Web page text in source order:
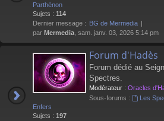
Parthénon
Sujets : 114
Dernier message : BG de Mermedia
par Mermedia , sam. janv. 03, 2026 5:14 pm
Forum d'Hadès
Forum dédié au
Spectres.
Modérateur : Oracles
Sous-forums :
Les
Enfers
Sujets : 197